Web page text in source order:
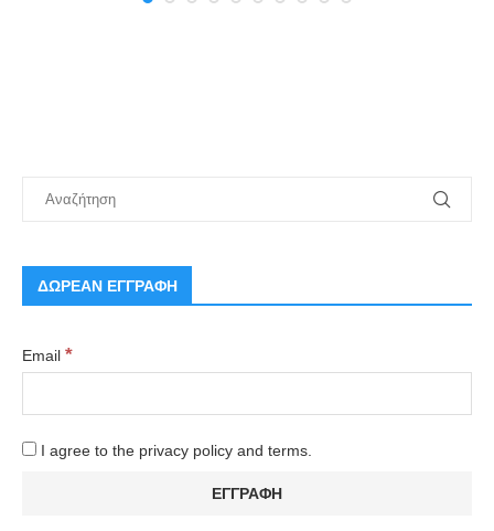
ΔΩΡΕΑΝ ΕΓΓΡΑΦΗ
Email *
I agree to the privacy policy and terms.